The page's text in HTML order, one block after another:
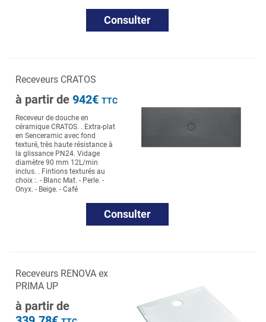
Consulter
Receveurs CRATOS
à partir de 942€ TTC
Receveur de douche en
céramique CRATOS. . Extra-plat
en Senceramic avec fond
texturé, très haute résistance à
la glissance PN24. Vidage
diamètre 90 mm 12L/min
inclus. . Fintions texturés au
choix :. - Blanc Mat. - Perle. -
Onyx. - Beige. - Café
Consulter
Receveurs RENOVA ex
PRIMA UP
à partir de